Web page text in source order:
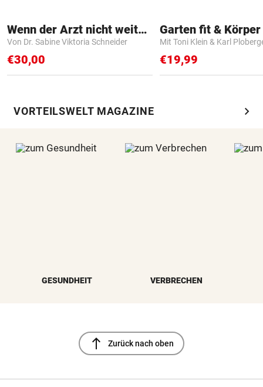
Wenn der Arzt nicht weiter weiß
Von Dr. Sabine Viktoria Schneider
€30,00
Garten fit &
Mit Toni Klein & Karl
€19,99
VORTEILSWELT MAGAZINE chevron_right
GESUNDHEIT VERBRECHEN
north Zurück nach oben